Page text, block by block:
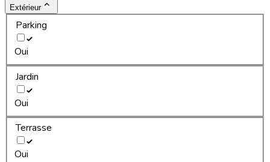
Extérieur
Parking
Oui
Jardin
Oui
Terrasse
Oui